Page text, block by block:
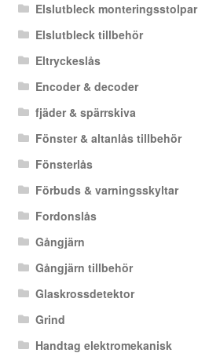
Elslutbleck monteringsstolpar
Elslutbleck tillbehör
Eltryckeslås
Encoder & decoder
fjäder & spärrskiva
Fönster & altanlås tillbehör
Fönsterlås
Förbuds & varningsskyltar
Fordonslås
Gångjärn
Gångjärn tillbehör
Glaskrossdetektor
Grind
Handtag elektromekanisk